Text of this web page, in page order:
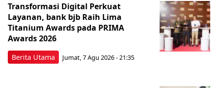
Berita Utama
Transformasi Digital Perkuat
Layanan, bank bjb Raih Lima
Titanium Awards pada PRIMA
Awards 2026
Jumat, 7 Agu 2026 - 21:35